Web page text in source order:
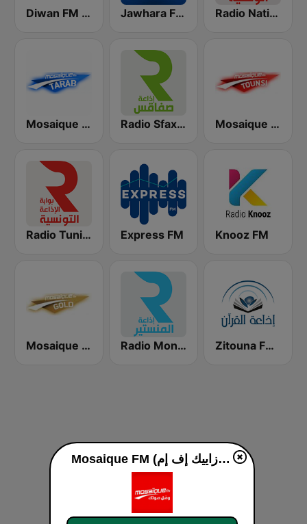
Diwan FM (ديوان إف إم) Jawhara FM (جوهرة أف آم) Radio Nationale (الإذاعة الوطنية)
Mosaique FM Tarab (موزاييك إف إم) Radio Sfax (إذاعة صفاقس) Mosaique FM Tounsi (موزاييك إف إم)
Radio Tunisienne (الإذاعة الوطنية) Express FM Knooz FM
Mosaique FM Gold - (موزاييك إف إم) Radio Monastir (إذاعة المنستير) Zitouna FM (إذاعة الزيتونة للقرآن الكريم)
Mosaique FM (موزاييك إف إم) live